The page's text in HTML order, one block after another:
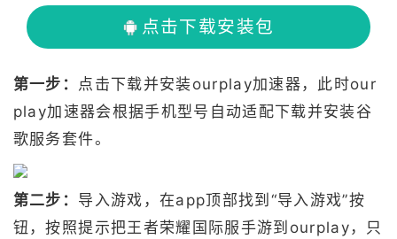
点击下载安装包
第一步： 点击下载并安装ourplay加速器，此时our
play加速器会根据手机型号自动适配下载并安装谷
歌服务套件。
第二步： 导入游戏，在app顶部找到“导入游戏”按
钮，按照提示把王者荣耀国际服手游到ourplay，只